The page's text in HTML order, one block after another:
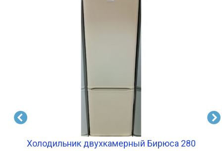
Холодильник двухкамерный Бирюса 280